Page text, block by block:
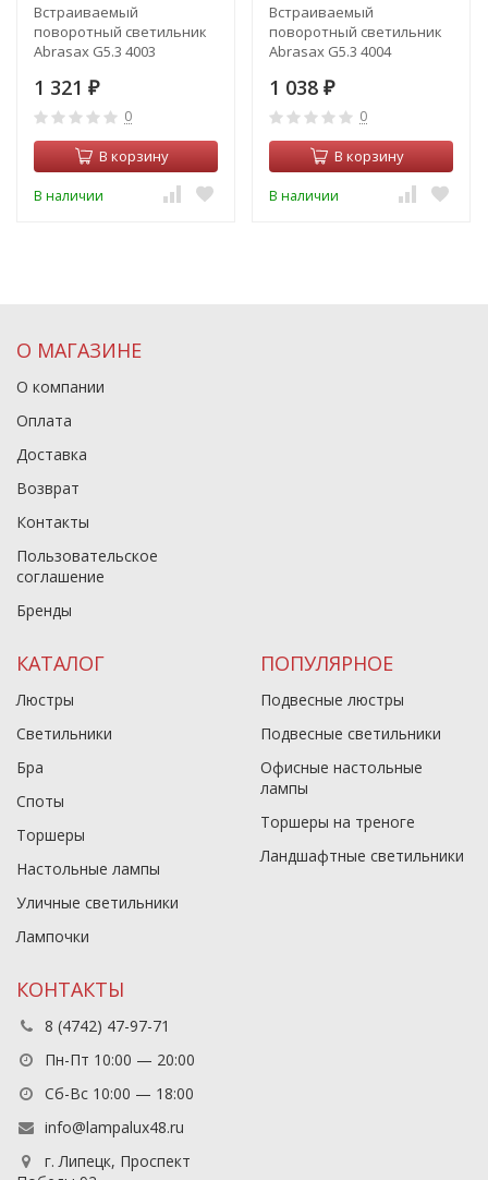
Встраиваемый
поворотный светильник
Abrasax G5.3 4003
1 321 ₽
0
В корзину
В наличии
Встраиваемый
поворотный светильник
Abrasax G5.3 4004
1 038 ₽
0
В корзину
В наличии
О МАГАЗИНЕ
О компании
Оплата
Доставка
Возврат
Контакты
Пользовательское
соглашение
Бренды
КАТАЛОГ
Люстры
Светильники
Бра
Споты
Торшеры
Настольные лампы
Уличные светильники
Лампочки
ПОПУЛЯРНОЕ
Подвесные люстры
Подвесные светильники
Офисные настольные
лампы
Торшеры на треноге
Ландшафтные светильники
КОНТАКТЫ
8 (4742) 47-97-71
Пн-Пт 10:00 — 20:00
Сб-Вс 10:00 — 18:00
info@lampalux48.ru
г. Липецк, Проспект